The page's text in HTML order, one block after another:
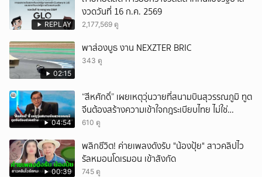
REPLAY
งวดวันที่ 16 ก.ค. 2569
2,177,569 ดู
02:15
พาส่องบูธ งาน NEXZTER BRIC
343 ดู
04:54
“สีหศักดิ์” เผยเหตุวุ่นวายที่สนามบินสุวรรณภูมิ ทูต
จีนต้องสร้างความเข้าใจกฎระเบียบไทย ไม่ใช่
ปกป้องฝ่ายจีนเพียงอย่างเดียว
610 ดู
00:39
พลิกชีวิต! ค่ายเพลงดังรับ "น้องปุ้ย" สาวคลิปไว
รัลหมอนโดเรมอน เข้าสังกัด
745 ดู
ยกเลิก